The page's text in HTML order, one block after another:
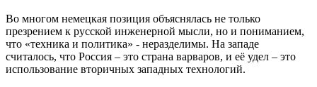
Во многом немецкая позиция объяснялась не только
презрением к русской инженерной мысли, но и пониманием,
что «техника и политика» - неразделимы. На западе
считалось, что Россия – это страна варваров, и её удел – это
использование вторичных западных технологий.